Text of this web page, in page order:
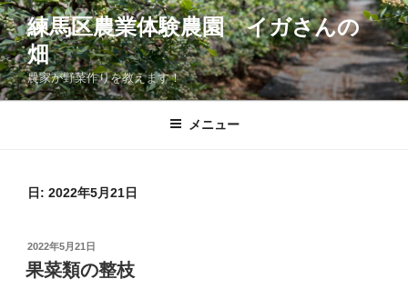
コ
ン
テ
ン
ツ
練馬区農業体験農園 イガさんの
畑
農家が野菜作りを教えます！
メニュー
日: 2022年5月21日
投
稿
日:
2022年5月21日
果菜類の整枝